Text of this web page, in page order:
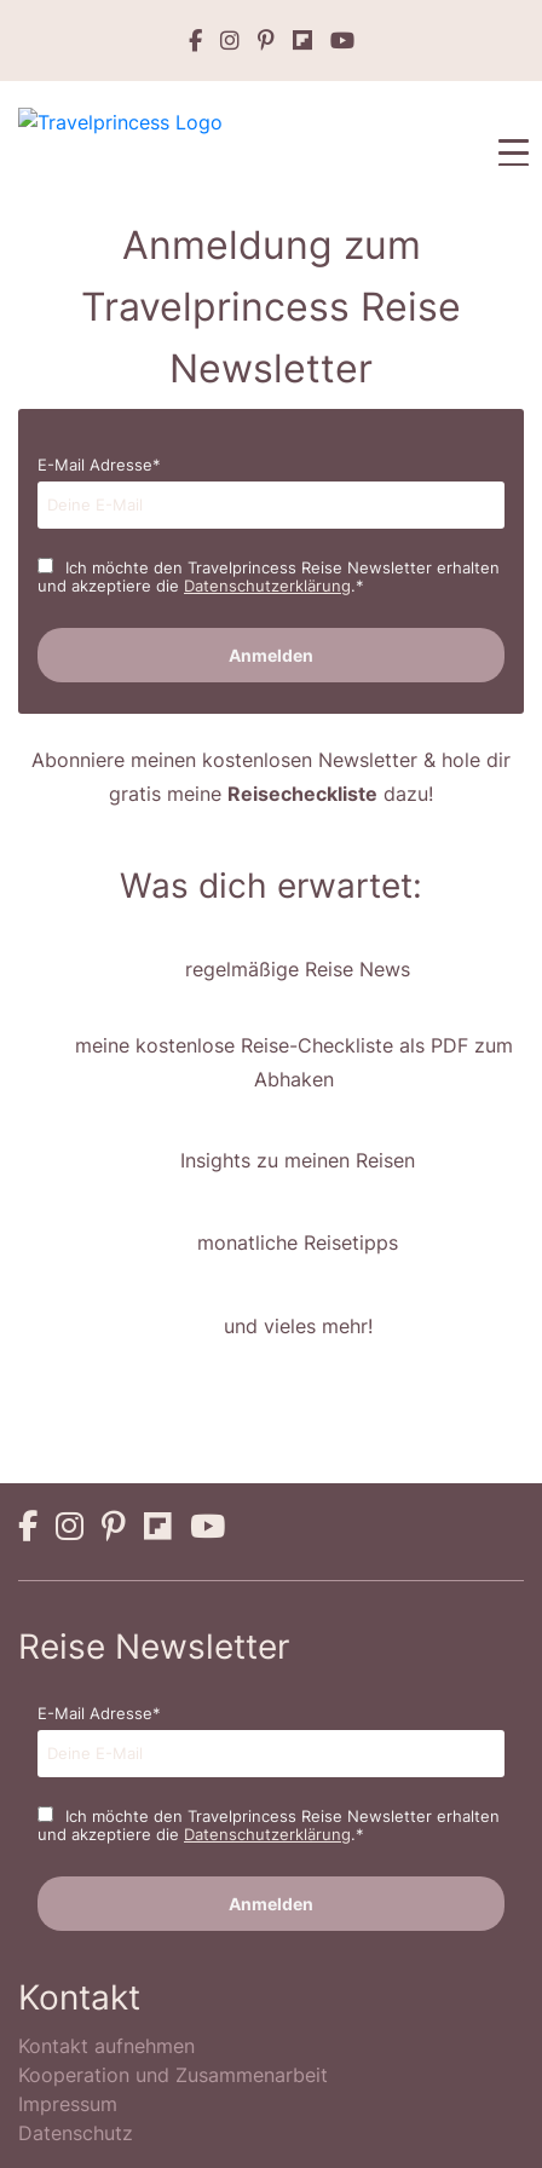
Anmeldung zum
Travelprincess Reise
Newsletter
E-Mail Adresse*
Ich möchte den Travelprincess Reise Newsletter erhalten
und akzeptiere die Datenschutzerklärung.*
Abonniere meinen kostenlosen Newsletter & hole dir
gratis meine Reisecheckliste dazu!
Was dich erwartet:
regelmäßige Reise News
meine kostenlose Reise-Checkliste als PDF zum
Abhaken
Insights zu meinen Reisen
monatliche Reisetipps
und vieles mehr!
Reise Newsletter
E-Mail Adresse*
Ich möchte den Travelprincess Reise Newsletter erhalten
und akzeptiere die Datenschutzerklärung.*
Kontakt
Kontakt aufnehmen
Kooperation und Zusammenarbeit
Impressum
Datenschutz